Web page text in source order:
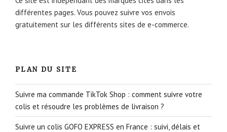
différentes pages. Vous pouvez suivre vos envois
gratuitement sur les différents sites de e-commerce.
PLAN DU SITE
Suivre ma commande TikTok Shop : comment suivre votre
colis et résoudre les problèmes de livraison ?
Suivre un colis GOFO EXPRESS en France : suivi, délais et